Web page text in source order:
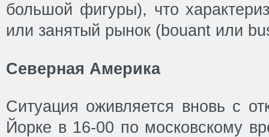
большой фигуры), что
или занятый рынок (bouant или
Северная Америка
Ситуация оживляется вновь с
Йорке в 16-00 по московскому